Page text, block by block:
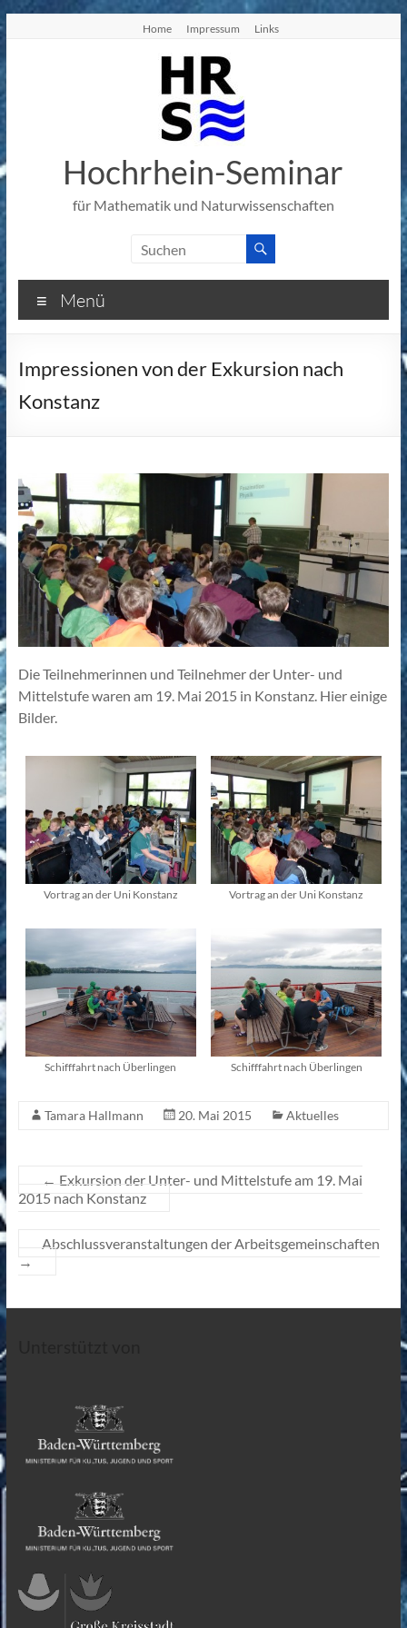
Home Impressum Links
Hochrhein-Seminar
für Mathematik und Naturwissenschaften
Menü
Impressionen von der Exkursion nach
Konstanz
Die Teilnehmerinnen und Teilnehmer der Unter- und
Mittelstufe waren am 19. Mai 2015 in Konstanz. Hier einige
Bilder.
Vortrag an der Uni Konstanz Vortrag an der Uni Konstanz
Schifffahrt nach Überlingen Schifffahrt nach Überlingen
Tamara Hallmann 20. Mai 2015 Aktuelles
← Exkursion der Unter- und Mittelstufe am 19. Mai
2015 nach Konstanz
Abschlussveranstaltungen der Arbeitsgemeinschaften
→